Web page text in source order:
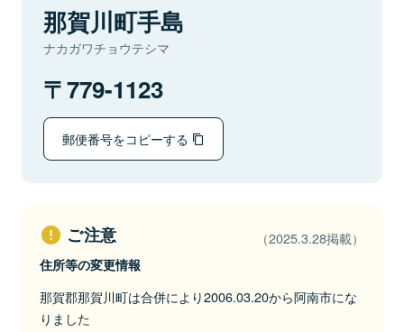
那賀川町手島
ナカガワチョウテシマ
779-1123
郵便番号をコピーする
ご注意 （2025.3.28掲載）
住所等の変更情報
那賀郡那賀川町は合併により2006.03.20から阿南市にな
りました